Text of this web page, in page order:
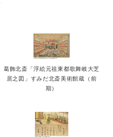
葛飾北斎「浮絵元祖東都歌舞岐大芝
居之図」すみだ北斎美術館蔵（前
期）